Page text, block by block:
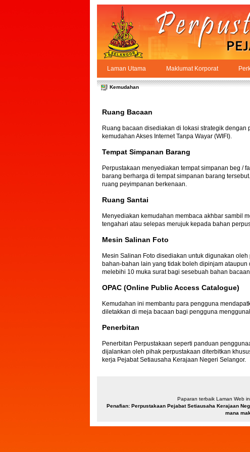
Skip to Content
PPSUKSEL
Kemudahan
Laman Utama Maklumat Korporat
Kemudahan
Ruang Bacaan
Ruang bacaan disediakan di lokasi strategik
kemudahan Akses Internet Tanpa Wayar (WIFI).
Tempat Simpanan Barang
Perpustakaan menyediakan tempat simpanan beg /
barang berharga di tempat simpanan barang
ruang peyimpanan berkenaan.
Ruang Santai
Menyediakan kemudahan membaca akhbar sambil
tengahari atau selepas merujuk kepada bahan
Mesin Salinan Foto
Mesin Salinan Foto disediakan untuk digunakan
bahan-bahan lain yang tidak boleh dipinjam
melebihi 10 muka surat bagi sesebuah bahan
OPAC (Online Public Access Catalogue)
Kemudahan ini membantu para pengguna
diletakkan di meja bacaan bagi pengguna
Penerbitan
Penerbitan Perpustakaan seperti panduan
dijalankan oleh pihak perpustakaan diterbitkan
kerja Pejabat Setiausaha Kerajaan Negeri Selangor.
Paparan terbaik Laman Web
Penafian: Perpustakaan Pejabat Setiausaha Kerajaan
mana